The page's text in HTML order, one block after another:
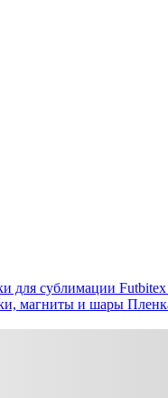
для сублимации Futbitex
магниты и шары